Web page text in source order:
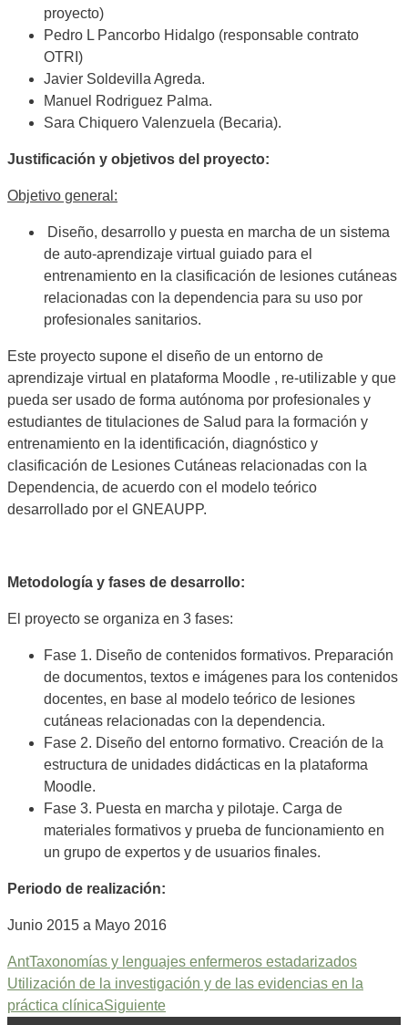
proyecto)
Pedro L Pancorbo Hidalgo (responsable contrato
OTRI)
Javier Soldevilla Agreda.
Manuel Rodriguez Palma.
Sara Chiquero Valenzuela (Becaria).
Justificación y objetivos del proyecto:
Objetivo general:
Diseño, desarrollo y puesta en marcha de un sistema
de auto-aprendizaje virtual guiado para el
entrenamiento en la clasificación de lesiones cutáneas
relacionadas con la dependencia para su uso por
profesionales sanitarios.
Este proyecto supone el diseño de un entorno de
aprendizaje virtual en plataforma Moodle , re-utilizable y que
pueda ser usado de forma autónoma por profesionales y
estudiantes de titulaciones de Salud para la formación y
entrenamiento en la identificación, diagnóstico y
clasificación de Lesiones Cutáneas relacionadas con la
Dependencia, de acuerdo con el modelo teórico
desarrollado por el GNEAUPP.
Metodología y fases de desarrollo:
El proyecto se organiza en 3 fases:
Fase 1. Diseño de contenidos formativos. Preparación
de documentos, textos e imágenes para los contenidos
docentes, en base al modelo teórico de lesiones
cutáneas relacionadas con la dependencia.
Fase 2. Diseño del entorno formativo. Creación de la
estructura de unidades didácticas en la plataforma
Moodle.
Fase 3. Puesta en marcha y pilotaje. Carga de
materiales formativos y prueba de funcionamiento en
un grupo de expertos y de usuarios finales.
Periodo de realización:
Junio 2015 a Mayo 2016
AntTaxonomías y lenguajes enfermeros estadarizados
Utilización de la investigación y de las evidencias en la
práctica clínicaSiguiente